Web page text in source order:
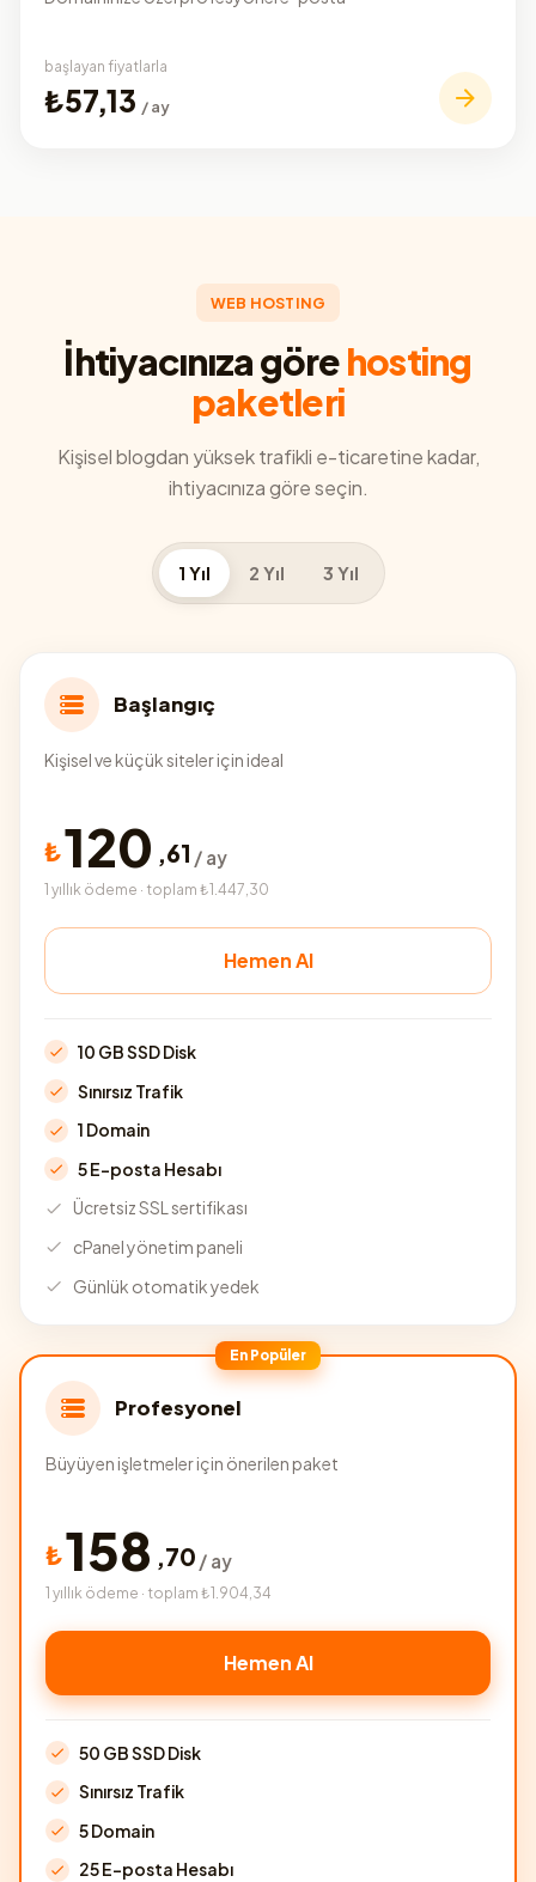
başlayan fiyatlarla
₺57,13 / ay
WEB HOSTING
İhtiyacınıza görehosting
paketleri
Kişisel blogdan yüksek trafikli e-ticaretine kadar,
ihtiyacınıza göre seçin.
1 Yıl 2 Yıl 3 Yıl
Başlangıç
Kişisel ve küçük siteler için ideal
₺120 ,61 / ay
1 yıllık ödeme · toplam ₺1.447,30
Hemen Al
10 GB SSD Disk
Sınırsız Trafik
1 Domain
5 E-posta Hesabı
Ücretsiz SSL sertifikası
cPanel yönetim paneli
Günlük otomatik yedek
En Popüler
Profesyonel
Büyüyen işletmeler için önerilen paket
₺158 ,70 / ay
1 yıllık ödeme · toplam ₺1.904,34
Hemen Al
50 GB SSD Disk
Sınırsız Trafik
5 Domain
25 E-posta Hesabı